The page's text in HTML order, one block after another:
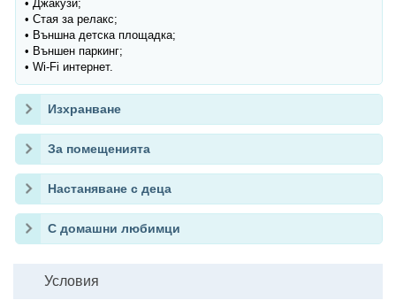
• Джакузи;
• Стая за релакс;
• Външна детска площадка;
• Външен паркинг;
• Wi-Fi интернет.
Изхранване
За помещенията
Настаняване с деца
С домашни любимци
Условия